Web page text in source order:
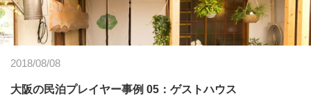
2018/08/08
大阪の民泊プレイヤー事例 05：ゲストハウス